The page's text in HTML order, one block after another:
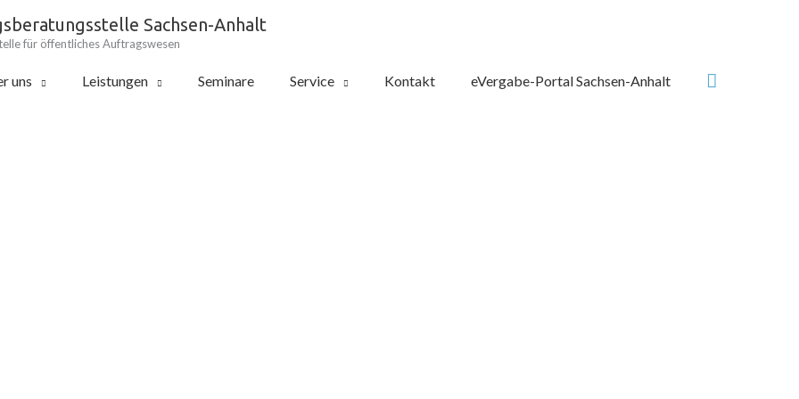
Sachsen-Anhalt
für öffentliches Auftragswesen
uns Leistungen Seminare Service Kontakt eVergabe-Portal Sachsen-Anhalt Suchen